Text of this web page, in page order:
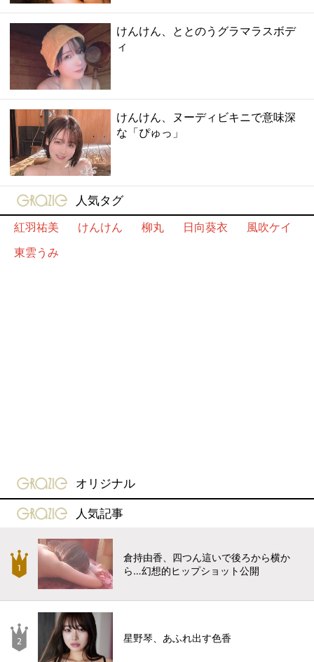
けんけん、ととのうグラマラスボデ
ィ
けんけん、ヌーディビキニで意味深
な「ぴゅっ」
gravure-grazie
人気タグ
紅羽祐美
けんけん 柳丸 日向葵衣
風吹ケイ
東雲うみ
gravure-grazie
オリジナル
gravure-grazie
人気記事
倉持由香、四つん這いで後ろから横か
ら…幻想的ヒップショット公開
星野琴、あふれ出す色香